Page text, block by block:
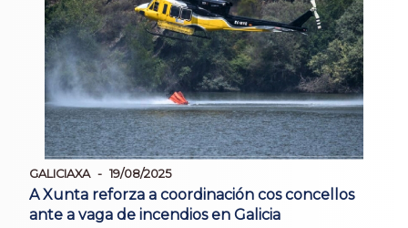
GALICIAXA 19/08/2025
A Xunta reforza a coordinación cos concellos
ante a vaga de incendios en Galicia